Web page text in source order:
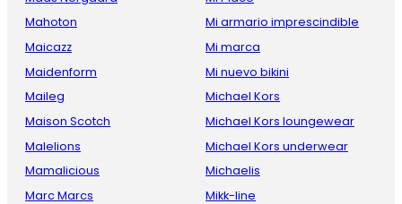
Mahoton
Maicazz
Maidenform
Maileg
Maison Scotch
Malelions
Mamalicious
Marc Marcs
Mi armario imprescindible
Mi marca
Mi nuevo bikini
Michael Kors
Michael Kors loungewear
Michael Kors underwear
Michaelis
Mikk-line